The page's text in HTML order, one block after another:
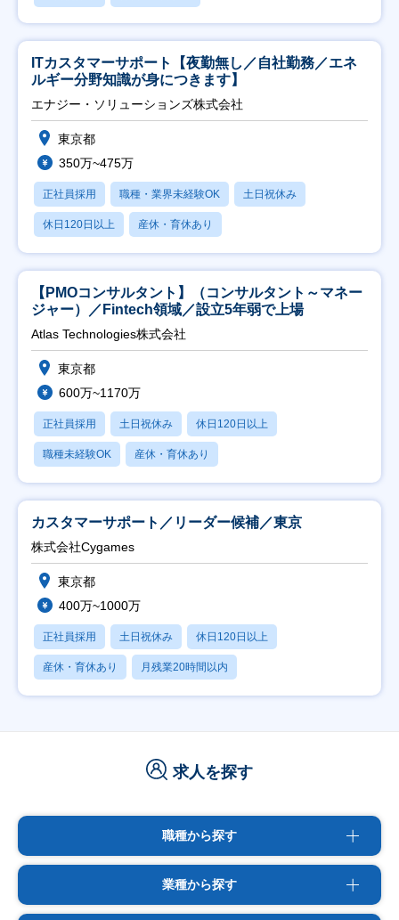
ITカスタマーサポート【夜勤無し／自社勤務／エネ
ルギー分野知識が身につきます】
エナジー・ソリューションズ株式会社
東京都
350万~475万
正社員採用 職種・業界未経験OK 土日祝休み
休日120日以上 産休・育休あり
【PMOコンサルタント】（コンサルタント～マネー
ジャー）／Fintech領域／設立5年弱で上場
Atlas Technologies株式会社
東京都
600万~1170万
正社員採用 土日祝休み 休日120日以上
職種未経験OK 産休・育休あり
カスタマーサポート／リーダー候補／東京
株式会社Cygames
東京都
400万~1000万
正社員採用 土日祝休み 休日120日以上
産休・育休あり 月残業20時間以内
求人を探す
職種から探す
業種から探す